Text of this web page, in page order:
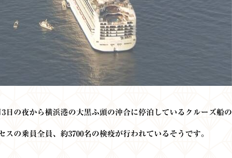
日の夜から横浜港の大黒ふ頭の沖合に停泊しているクルーズ船の
スの乗員全員、約3700名の検疫が行われているそうです。